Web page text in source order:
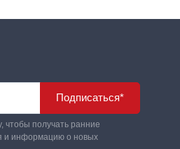
Подписаться*
чтобы получать ранние
и информацию о новых